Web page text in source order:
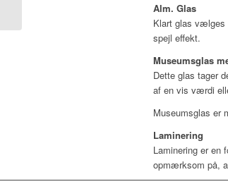
Alm. Glas
Klart glas vælges
spejl effekt.
Museumsglas
Dette glas tager
af en vis værdi
Museumsglas er
Laminering
Laminering er en
opmærksom på,